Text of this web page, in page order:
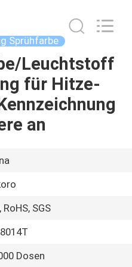
Sprühfarbe
Leuchtstoff
für Hitze-
an
RoHS, SGS
Dosen